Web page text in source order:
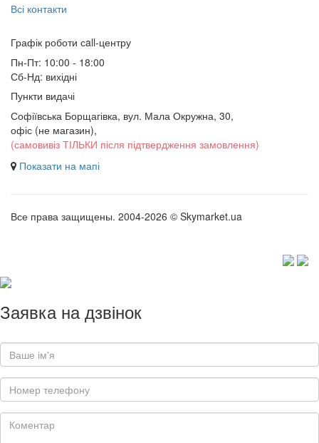
Всі контакти
Графік роботи сall-центру
Пн-Пт: 10:00 - 18:00
Сб-Нд: вихідні
Пункти видачі
Софіївська Борщагівка, вул. Мала Окружна, 30,
офіс (не магазин),
(самовивіз ТІЛЬКИ після підтвердження замовлення)
Показати на мапі
Все права защищены. 2004-2026 © Skymarket.ua
Заявка на дзвінок